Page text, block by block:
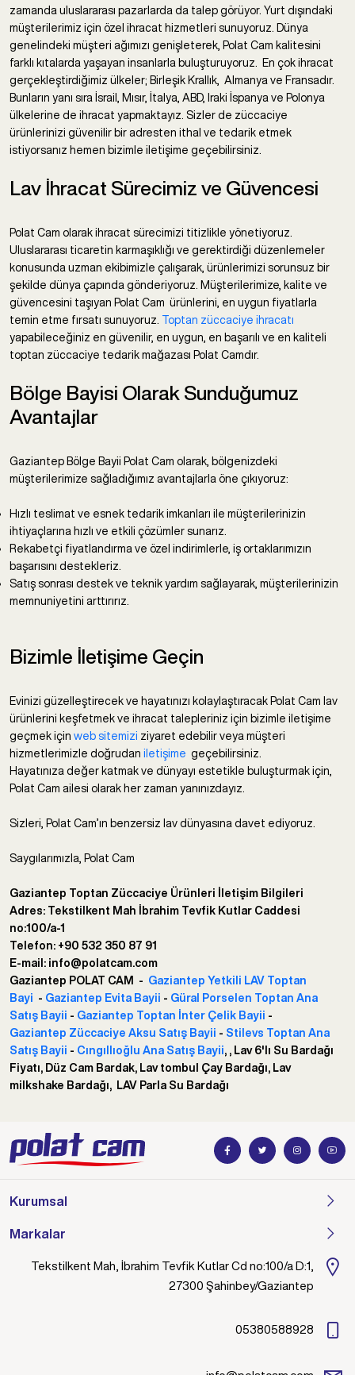
zamanda uluslararası pazarlarda da talep görüyor. Yurt dışındaki
müşterilerimiz için özel ihracat hizmetleri sunuyoruz. Dünya
genelindeki müşteri ağımızı genişleterek, Polat Cam kalitesini
farklı kıtalarda yaşayan insanlarla buluşturuyoruz. En çok ihracat
gerçekleştirdiğimiz ülkeler; Birleşik Krallık, Almanya ve Fransadır.
Bunların yanı sıra İsrail, Mısır, İtalya, ABD, Iraki İspanya ve Polonya
ülkelerine de ihracat yapmaktayız. Sizler de züccaciye
ürünlerinizi güvenilir bir adresten ithal ve tedarik etmek
istiyorsanız hemen bizimle iletişime geçebilirsiniz.
Lav İhracat Sürecimiz ve Güvencesi
Polat Cam olarak ihracat sürecimizi titizlikle yönetiyoruz.
Uluslararası ticaretin karmaşıklığı ve gerektirdiği düzenlemeler
konusunda uzman ekibimizle çalışarak, ürünlerimizi sorunsuz bir
şekilde dünya çapında gönderiyoruz. Müşterilerimize, kalite ve
güvencesini taşıyan Polat Cam ürünlerini, en uygun fiyatlarla
temin etme fırsatı sunuyoruz.
Toptan züccaciye ihracatı
yapabileceğiniz en güvenilir, en uygun, en başarılı ve en kaliteli
toptan züccaciye tedarik mağazası Polat Camdır.
Bölge Bayisi Olarak Sunduğumuz
Avantajlar
Gaziantep Bölge Bayii Polat Cam olarak, bölgenizdeki
müşterilerimize sağladığımız avantajlarla öne çıkıyoruz:
Hızlı teslimat ve esnek tedarik imkanları ile müşterilerinizin
ihtiyaçlarına hızlı ve etkili çözümler sunarız.
Rekabetçi fiyatlandırma ve özel indirimlerle, iş ortaklarımızın
başarısını destekleriz.
Satış sonrası destek ve teknik yardım sağlayarak, müşterilerinizin
memnuniyetini arttırırız.
Bizimle İletişime Geçin
Evinizi güzelleştirecek ve hayatınızı kolaylaştıracak Polat Cam lav
ürünlerini keşfetmek ve ihracat talepleriniz için bizimle iletişime
geçmek için web sitemizi ziyaret edebilir veya müşteri
hizmetlerimizle doğrudan iletişime geçebilirsiniz.
Hayatınıza değer katmak ve dünyayı estetikle buluşturmak için,
Polat Cam ailesi olarak her zaman yanınızdayız.
Sizleri, Polat Cam’ın benzersiz lav dünyasına davet ediyoruz.
Saygılarımızla, Polat Cam
Gaziantep Toptan Züccaciye Ürünleri İletişim Bilgileri
Adres: Tekstilkent Mah İbrahim Tevfik Kutlar Caddesi
no:100/a-1
Telefon: +90 532 350 87 91
E-mail: info@polatcam.com
Gaziantep POLAT CAM - Gaziantep Yetkili LAV Toptan
Bayi - Gaziantep Evita Bayii - Güral Porselen Toptan Ana
Satış Bayii - Gaziantep Toptan İnter Çelik Bayii -
Gaziantep Züccaciye Aksu Satış Bayii - Stilevs Toptan Ana
Satış Bayii - Cıngıllıoğlu Ana Satış Bayii, , Lav 6'lı Su Bardağı
Fiyatı, Düz Cam Bardak, Lav tombul Çay Bardağı, Lav
milkshake Bardağı, LAV Parla Su Bardağı
Kurumsal
Markalar
Tekstilkent Mah, İbrahim Tevfik Kutlar Cd no:100/a D:1,
27300 Şahinbey/Gaziantep
05380588928